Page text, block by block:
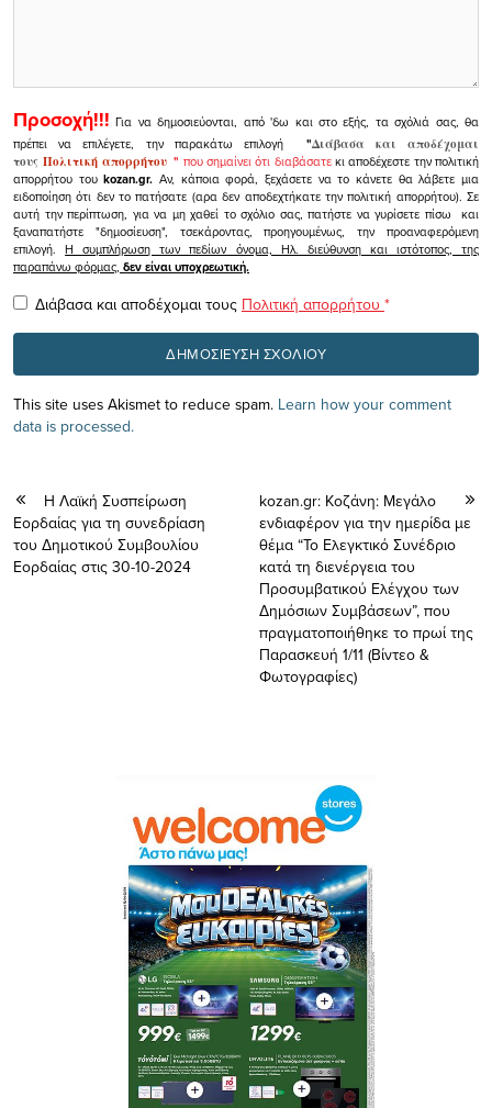
Προσοχή!!! Για να δημοσιεύονται, από 'δω και στο εξής, τα σχόλιά σας, θα
πρέπει να επιλέγετε, την παρακάτω επιλογή
"Διάβασα και αποδέχομαι
τουςΠολιτική απορρήτου" που σημαίνει ότι διαβάσατεκι αποδέχεστε την πολιτική
απορρήτου τουkozan.gr. Αν, κάποια φορά, ξεχάσετε να το κάνετε θα λάβετε μια
ειδοποίηση ότι δεν το πατήσατε (αρα δεν αποδεχτήκατε την πολιτική απορρήτου). Σε
αυτή την περίπτωση, για να μη χαθεί το σχόλιο σας, πατήστε να γυρίσετε πίσω και
ξαναπατήστε "δημοσίευση", τσεκάροντας, προηγουμένως, την προαναφερόμενη
επιλογή.Η συμπλήρωση των πεδίων όνομα, Ηλ. διεύθυνση και ιστότοπος, της
παραπάνω φόρμας, δεν είναι υποχρεωτική.
Διάβασα και αποδέχομαι τους Πολιτική απορρήτου *
This site uses Akismet to reduce spam. Learn how your comment
data is processed.
H Λαϊκή Συσπείρωση
Εορδαίας για τη συνεδρίαση
του Δημοτικού Συμβουλίου
Εορδαίας στις 30-10-2024
kozan.gr: Κοζάνη: Μεγάλο
ενδιαφέρον για την ημερίδα με
θέμα “Το Ελεγκτικό Συνέδριο
κατά τη διενέργεια του
Προσυμβατικού Ελέγχου των
Δημόσιων Συμβάσεων”, που
πραγματοποιήθηκε το πρωί της
Παρασκευή 1/11 (Βίντεο &
Φωτογραφίες)